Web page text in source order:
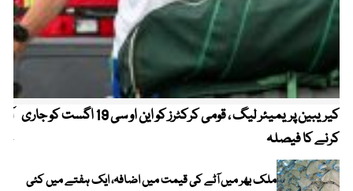
کیریبین پریمیئر لیگ ، قومی کرکٹرز کو این او سی 19 اگست کو جاری
کرنے کا فیصلہ
ملک بھر میں آٹے کی قیمت میں اضافہ، ایک ہفتے میں کئی